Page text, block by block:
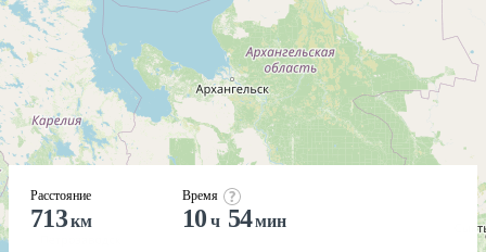
Расстояние
713км
Время
10 ч 54мин